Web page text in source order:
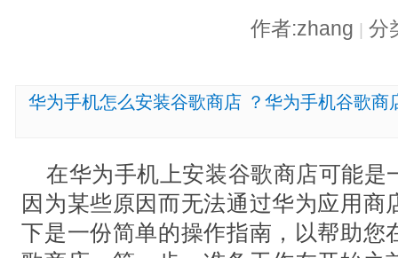
作者:zhang 分
华为手机怎么安装谷歌商店 ？华为手机谷歌商
在华为手机上安装谷歌商店可能是
因为某些原因而无法通过华为应用商
下是一份简单的操作指南，以帮助您